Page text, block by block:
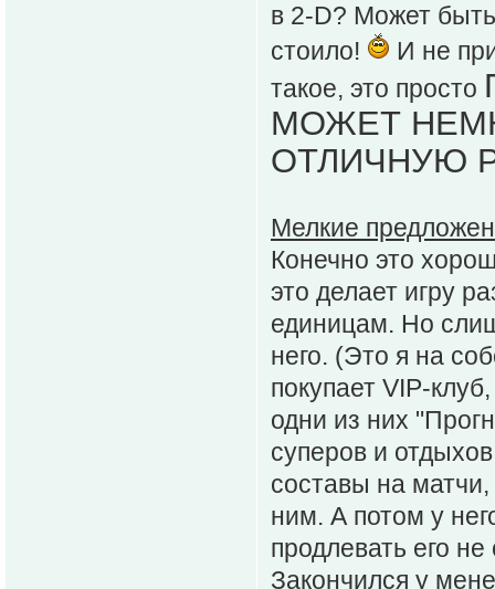
в 2-D? Может
стоило!
И не
такое, это просто
МОЖЕТ
ОТЛИЧНУЮ
Мелкие
Конечно это
это делает игру
единицам. Но
него. (Это я на
покупает VIP-
одни из них
суперов и
составы на
ним. А потом у
продлевать его
Закончился у